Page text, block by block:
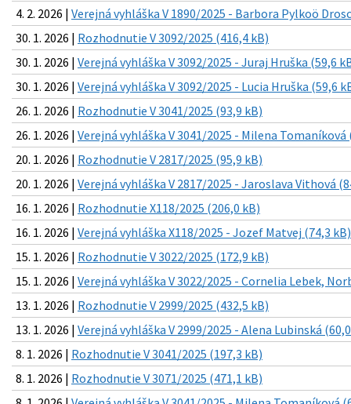
4. 2. 2026 | Verejná vyhláška V 1890/2025 - Barbora Pylkoö
30. 1. 2026 | Rozhodnutie V 3092/2025 (416,4 kB)
30. 1. 2026 | Verejná vyhláška V 3092/2025 - Juraj Hruška (59,6
30. 1. 2026 | Verejná vyhláška V 3092/2025 - Lucia Hruška (59,6
26. 1. 2026 | Rozhodnutie V 3041/2025 (93,9 kB)
26. 1. 2026 | Verejná vyhláška V 3041/2025 - Milena Tomaníková
20. 1. 2026 | Rozhodnutie V 2817/2025 (95,9 kB)
20. 1. 2026 | Verejná vyhláška V 2817/2025 - Jaroslava Vithová
16. 1. 2026 | Rozhodnutie X118/2025 (206,0 kB)
16. 1. 2026 | Verejná vyhláška X118/2025 - Jozef Matvej (74,3 kB)
15. 1. 2026 | Rozhodnutie V 3022/2025 (172,9 kB)
15. 1. 2026 | Verejná vyhláška V 3022/2025 - Cornelia Lebek,
13. 1. 2026 | Rozhodnutie V 2999/2025 (432,5 kB)
13. 1. 2026 | Verejná vyhláška V 2999/2025 - Alena Lubinská
8. 1. 2026 | Rozhodnutie V 3041/2025 (197,3 kB)
8. 1. 2026 | Rozhodnutie V 3071/2025 (471,1 kB)